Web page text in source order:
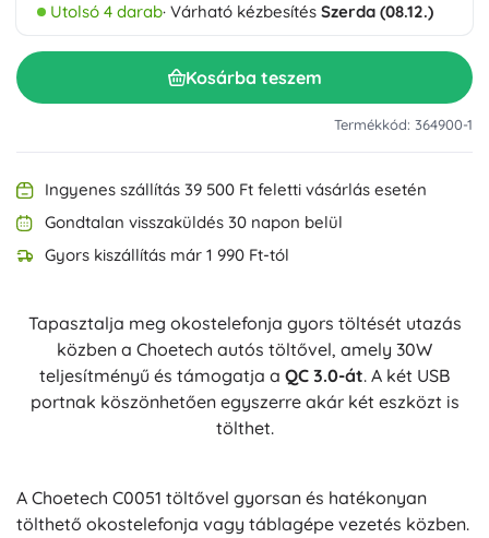
Utolsó 4 darab· Várható kézbesítés Szerda (08.12.)
Kosárba teszem
Termékkód: 364900-1
Ingyenes szállítás 39 500 Ft feletti vásárlás esetén
Gondtalan visszaküldés 30 napon belül
Gyors kiszállítás már 1 990 Ft-tól
Tapasztalja meg okostelefonja gyors töltését utazás
közben a Choetech autós töltővel, amely 30W
teljesítményű és támogatja a QC 3.0-át. A két USB
portnak köszönhetően egyszerre akár két eszközt is
tölthet.
A Choetech C0051 töltővel gyorsan és hatékonyan
tölthető okostelefonja vagy táblagépe vezetés közben.